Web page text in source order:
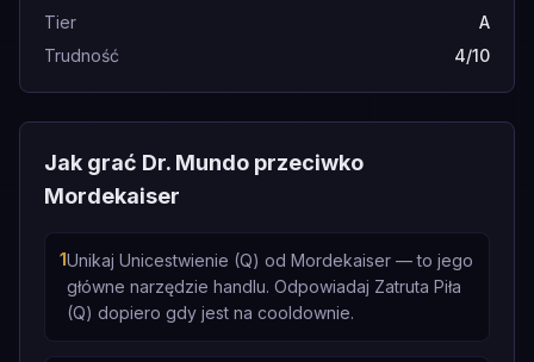
Tier
A
Trudność
4/10
Jak grać Dr. Mundo przeciwko
Mordekaiser
1Unikaj Unicestwienie (Q) od Mordekaiser — to jego
główne narzędzie handlu. Odpowiadaj Zatruta Piła
(Q) dopiero gdy jest na cooldownie.